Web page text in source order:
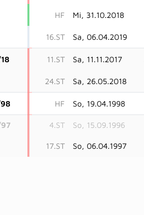
HF Mi, 31.10.2018
16.ST Sa, 06.04.2019
11.ST Sa, 11.11.2017
24.ST Sa, 26.05.2018
HF So, 19.04.1998
4.ST So, 15.09.1996
17.ST So, 06.04.1997